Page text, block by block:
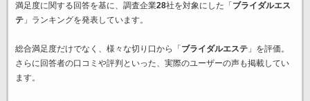
満足度に関する回答を基に、調査企業28社を対象にした「 ブライダルエス
テ」ランキングを発表しています。
総合満足度だけでなく、様々な切り口から「 ブライダルエステ」を評価。
さらに回答者の口コミや評判といった、実際のユーザーの声も掲載してい
ます。